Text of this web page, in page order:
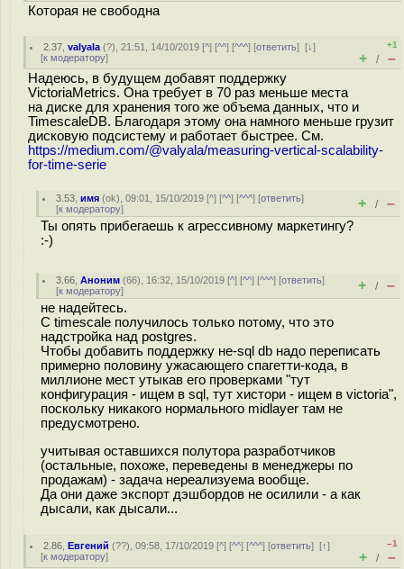
Которая не свободна
2.37 ,valyala (?), 21:51, 14/10/2019 [^] [^^] [^^^] [ответить][↓]
[к модератору]
+1
+ / –
Надеюсь, в будущем добавят поддержку
VictoriaMetrics. Она требует в 70 раз меньше места
на диске для хранения того же объема данных, что и
TimescaleDB. Благодаря этому она намного меньше грузит
дисковую подсистему и работает быстрее. См.
https://medium.com/@valyala/measuring-vertical-scalability-
for-time-serie
3.53 ,имя (ok), 09:01, 15/10/2019 [^] [^^] [^^^] [ответить]
[к модератору] + / –
Ты опять прибегаешь к агрессивному маркетингу?
:-)
3.66 ,Аноним (66), 16:32, 15/10/2019 [^] [^^] [^^^] [ответить]
[к модератору] + / –
не надейтесь.
С timescale получилось только потому, что это
надстройка над postgres.
Чтобы добавить поддержку не-sql db надо переписать
примерно половину ужасающего спагетти-кода, в
миллионе мест утыкав его проверками "тут
конфигурация - ищем в sql, тут хистори - ищем в victoria",
поскольку никакого нормального midlayer там не
предусмотрено.
учитывая оставшихся полутора разработчиков
(остальные, похоже, переведены в менеджеры по
продажам) - задача нереализуема вообще.
Да они даже экспорт дэшбордов не осилили - а как
дысали, как дысали...
2.86 ,Евгений (??), 09:58, 17/10/2019 [^] [^^] [^^^] [ответить][↑]
[к модератору]
–1
+ / –